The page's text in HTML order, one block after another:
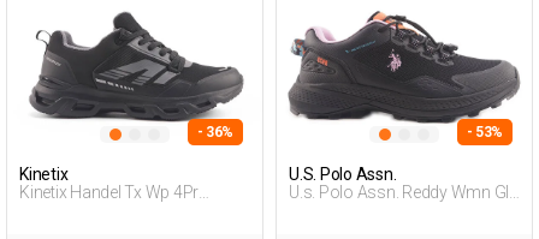
- 36%
Kinetix
Kinetix Handel Tx Wp 4Pr
- 53%
U.S. Polo Assn.
U.s. Polo Assn. Reddy Wmn Glb